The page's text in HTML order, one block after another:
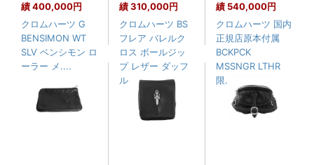
績400,000円
クロムハーツ G
BENSIMON WT
SLV ベンシモン ロ
ーラー メ....
績310,000円
クロムハーツ BS
フレア バレルク
ロス ボールジッ
プ レザー ダッフ
ル ボ....
績 540,000円
クロムハーツ 国内
正規店原本付属
BCKPCK
MSSNGR LTHR
限....